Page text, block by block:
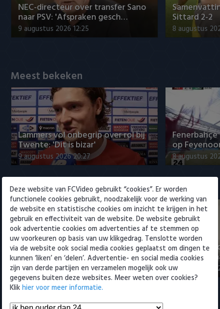
SC Heerenveen
Sparta
VVV Venlo
Willem II
NEC-directeur over transfer Sano
naar PSV: 'Afspraken gesch…
9 augustus 2026 12:25
Sittard 2-2
8 augustus
Meest bekeken
Lammers vol onbegrip over rol bij
Twente: 'Dit is bizar'
9 augustus 2026 20:27
op
8 augustus
Eredivisie
"Julian Brandt over fitheid, Godts
en Ter Stegen"
9 augustus 2026 22:57
"Weet niet
9 augustus
Samenvattingen Eredivisie
Deze website van FCVideo gebruikt “cookies”. Er worden
functionele cookies gebruikt, noodzakelijk voor de werking van
de website en statistische cookies om inzicht te krijgen in het
gebruik en effectiviteit van de website. De website gebruikt
ook advertentie cookies om advertenties af te stemmen op
uw voorkeuren op basis van uw klikgedrag. Tenslotte worden
via de website ook social media cookies geplaatst om dingen te
kunnen ‘liken’ en ‘delen’. Advertentie- en social media cookies
zijn van derde partijen en verzamelen mogelijk ook uw
gegevens buiten deze websites. Meer weten over cookies?
Klikhier voor meer informatie.